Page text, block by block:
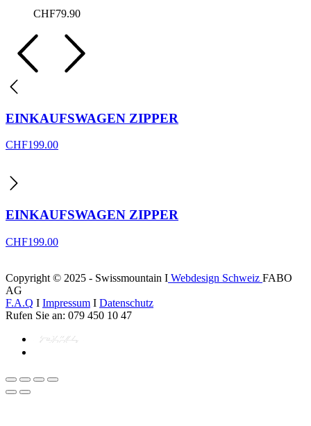
CHF79.90
EINKAUFSWAGEN ZIPPER
CHF199.00
EINKAUFSWAGEN ZIPPER
CHF199.00
Copyright © 2025 - Swissmountain I Webdesign Schweiz FABO
AG
F.A.Q I Impressum I Datenschutz
Rufen Sie an: 079 450 10 47